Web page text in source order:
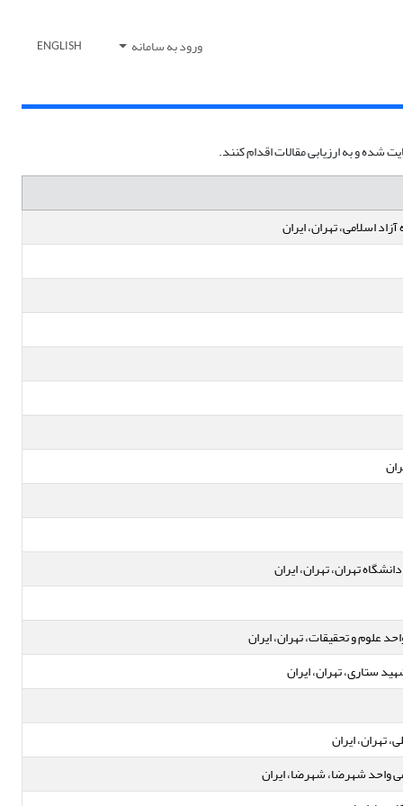
ورود به سامانه ENGLISH
شده و به ارزیابی مقالات اقدام کنند.
اسلامی، تهران، ایران
تهران، تهران، ایران
علوم و تحقیقات، تهران، ایران
ستاری، تهران، ایران
تهران، ایران
واحد شهرضا، شهرضا، ایران